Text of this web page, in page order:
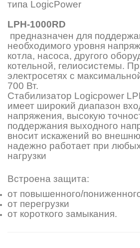
типа LogicPower
LPH-1000RD
предназначен для
необходимого уровня
котла, насоса, другого
котельной, гелиосистемы.
электросетях с
700 Вт.
Стабилизатор Logicpower
имеет широкий диапазон
напряжения, высокую
поддержания выходного
вносит искажений во
надежно работает при
нагрузки
Встроена защита:
от повышенного/
от перегрузки
от короткого замыкания.